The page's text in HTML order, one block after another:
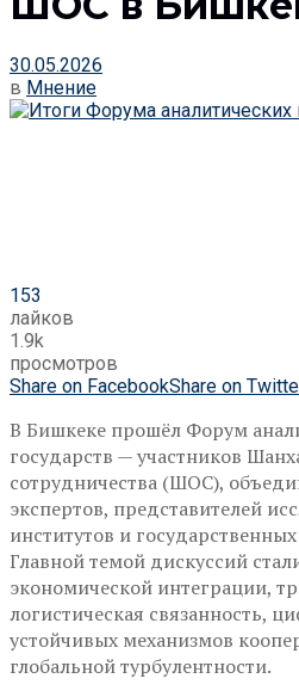
30.05.2026
в Мнение
153
лайков
1.9k
просмотров
Share on FacebookShare on
В Бишкеке прошёл Форум
государств — участников
сотрудничества (ШОС),
экспертов, представителей
институтов и
Главной темой дискуссий
экономической интеграции,
логистическая связанность,
устойчивых механизмов
глобальной турбулентности.